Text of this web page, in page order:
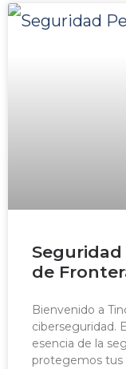
de
Bienvenido a
ciberseguridad.
esencia de la
protegemos tus